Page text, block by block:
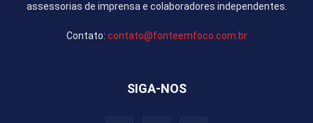
assessorias de imprensa e colaboradores independentes.
Contato: contato@fonteemfoco.com.br
SIGA-NOS